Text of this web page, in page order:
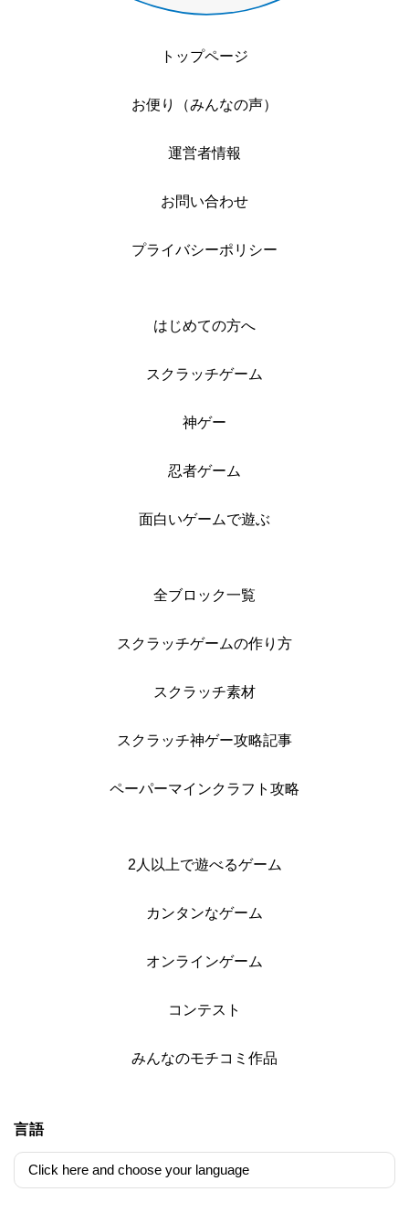
トップページ
お便り（みんなの声）
運営者情報
お問い合わせ
プライバシーポリシー
はじめての方へ
スクラッチゲーム
神ゲー
忍者ゲーム
面白いゲームで遊ぶ
全ブロック一覧
スクラッチゲームの作り方
スクラッチ素材
スクラッチ神ゲー攻略記事
ペーパーマインクラフト攻略
2人以上で遊べるゲーム
カンタンなゲーム
オンラインゲーム
コンテスト
みんなのモチコミ作品
言語